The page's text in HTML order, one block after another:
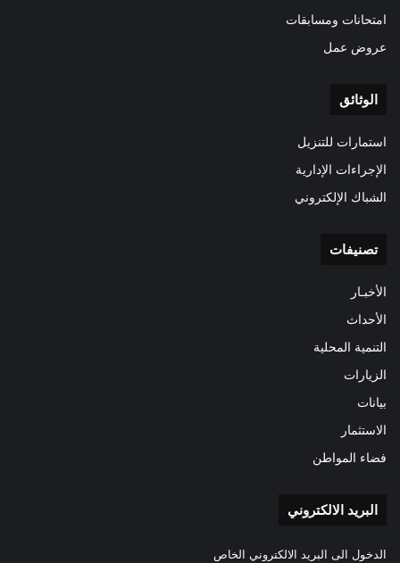
امتحانات ومسابقات
عروض عمل
الوثائق
استمارات للتنزيل
الإجراءات الإدارية
الشباك الإلكتروني
تصنيفات
الأخبـار
الأحداث
التنمية المحلية
الزيارات
بيانات
الاستثمار
فضاء المواطن
البريد الالكتروني
الدخول الى البريد الالكتروني الخاص